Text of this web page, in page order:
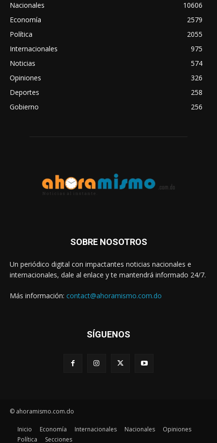
Nacionales
10606
Economía
2579
Política
2055
Internacionales
975
Noticias
574
Opiniones
326
Deportes
258
Gobierno
256
SOBRE NOSOTROS
Un periódico digital con impactantes noticias nacionales e
internacionales, dale al enlace y te mantendrá informado 24/7.
Más información: contact@ahoramismo.com.do
SÍGUENOS
© ahoramismo.com.do
Inicio Economía Internacionales Nacionales
Opiniones
Política
Secciones